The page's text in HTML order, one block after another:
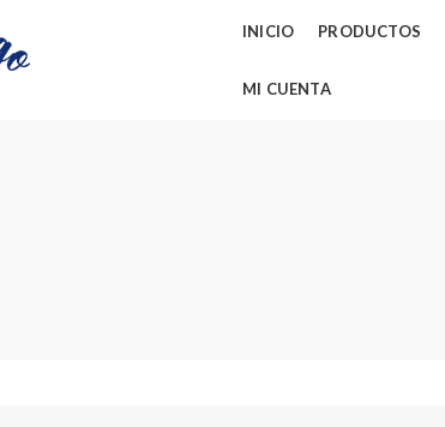
INICIO PRODUCTOS
MI CUENTA